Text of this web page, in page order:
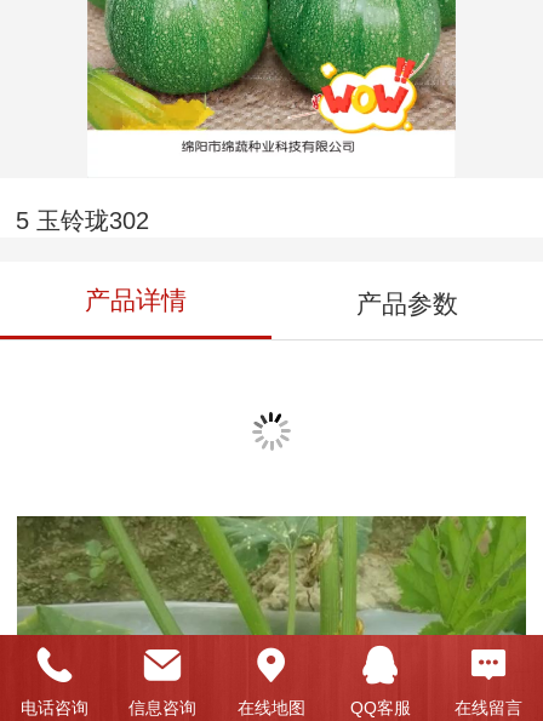
5 玉铃珑302
产品详情 产品参数
电话咨询 信息咨询 在线地图 QQ客服 在线留言